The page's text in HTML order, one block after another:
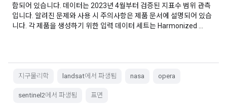
함되어 있습니다. 데이터는 2023년 4월부터 검증된 지표수 범위 관측
입니다. 알려진 문제와 사용 시 주의사항은 제품 문서에 설명되어 있습
니다. 각 제품을 생성하기 위한 입력 데이터 세트는 Harmonized …
지구물리학 landsat에서 파생됨 nasa opera
sentinel2에서 파생됨 표면